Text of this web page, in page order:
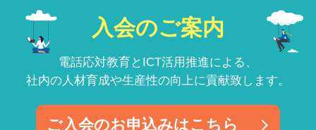
入会のご案内
電話応対教育とICT活用推進による、
社内の人材育成や生産性の向上に貢献致します。
ご入会のお申込みはこちら